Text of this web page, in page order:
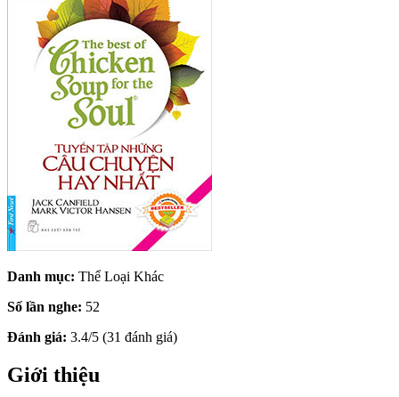
Danh mục: Thể Loại Khác
Số lần nghe: 52
Đánh giá: 3.4/5 (31 đánh giá)
Giới thiệu